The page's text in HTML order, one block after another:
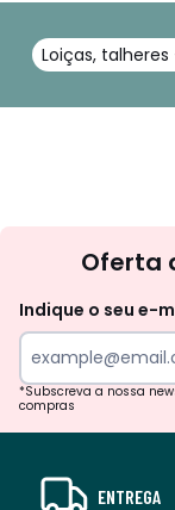
Loiças,
Oferta
Indique o seu e-
*Subscreva a nossa
compras
ENTREGA